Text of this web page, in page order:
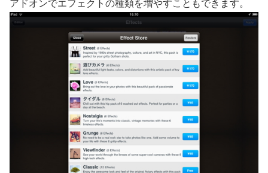
アドオンでエフェクトの種類を増やすこともできます。